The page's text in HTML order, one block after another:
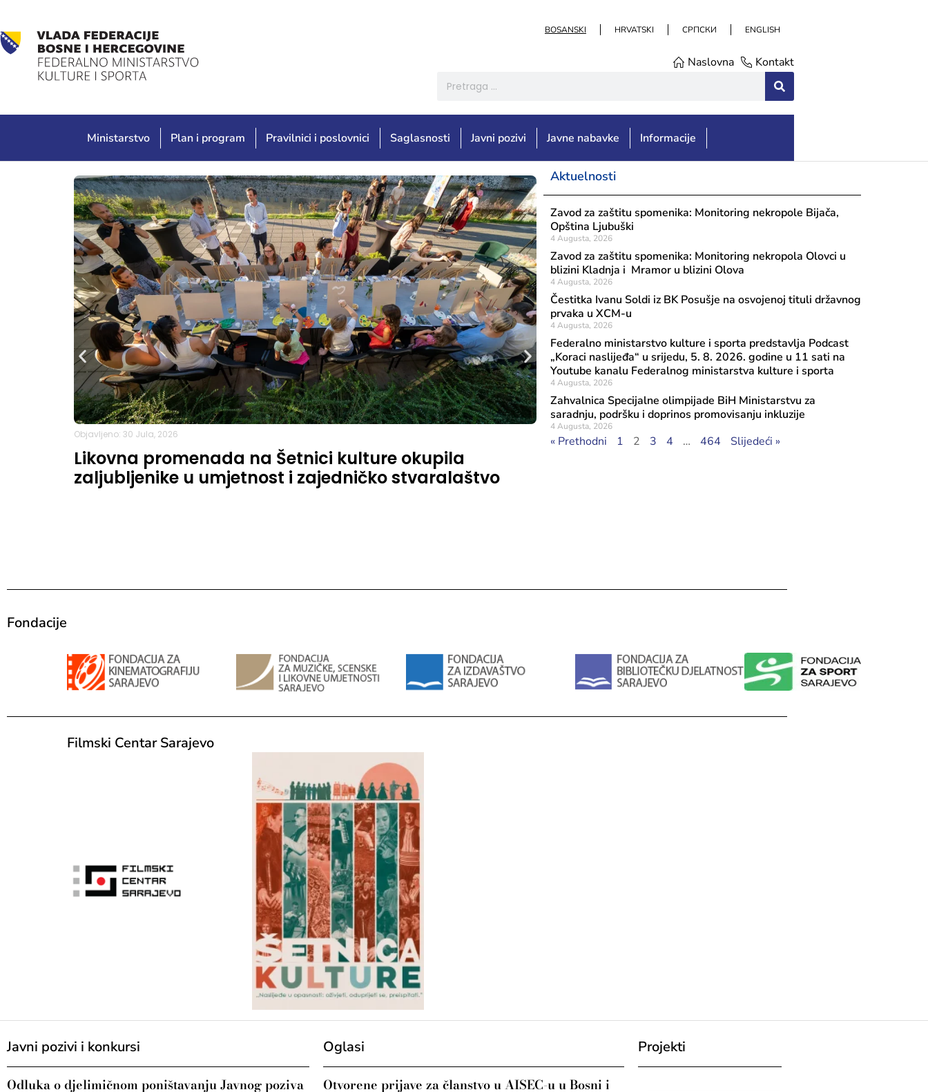
BOSANSKI HRVATSKI СРПСКИ ENGLISH
Naslovna Kontakt
Ministarstvo Plan i program Pravilnici i poslovnici Saglasnosti Javni pozivi Javne nabavke Informacije
Objavljeno: 30 Jula, 2026
Likovna promenada na Šetnici kulture okupila
zaljubljenike u umjetnost i zajedničko stvaralaštvo
Objavljeno: 29 Jula, 2026
Aktuelnosti
Zavod za zaštitu spomenika: Monitoring nekropole Bijača,
Opština Ljubuški
4 Augusta, 2026
Zavod za zaštitu spomenika: Monitoring nekropola Olovci u
blizini Kladnja i Mramor u blizini Olova
4 Augusta, 2026
Čestitka Ivanu Soldi iz BK Posušje na osvojenoj tituli državnog
prvaka u XCM-u
4 Augusta, 2026
Federalno ministarstvo kulture i sporta predstavlja Podcast
„Koraci naslijeđa“ u srijedu, 5. 8. 2026. godine u 11 sati na
Youtube kanalu Federalnog ministarstva kulture i sporta
4 Augusta, 2026
Zahvalnica Specijalne olimpijade BiH Ministarstvu za
saradnju, podršku i doprinos promovisanju inkluzije
4 Augusta, 2026
« Prethodni 1 2 3 4 … 464 Slijedeći »
Fondacije
Filmski Centar Sarajevo
Javni pozivi i konkursi
Odluka o djelimičnom poništavanju Javnog poziva
Oglasi
Otvorene prijave za članstvo u AISEC-u u Bosni i
Projekti